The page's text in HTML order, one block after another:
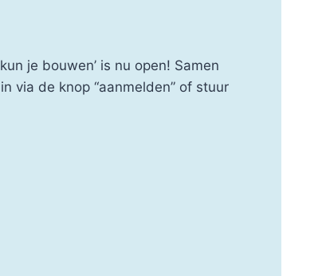
je bouwen’ is nu open! Samen
via de knop “aanmelden” of stuur